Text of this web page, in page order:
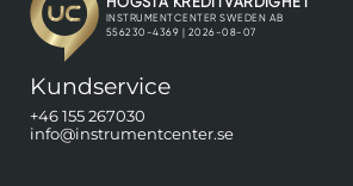
Kundservice
+46 155 267030
info@instrumentcenter.se